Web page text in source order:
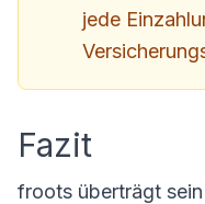
jede
Fazit
froots überträgt